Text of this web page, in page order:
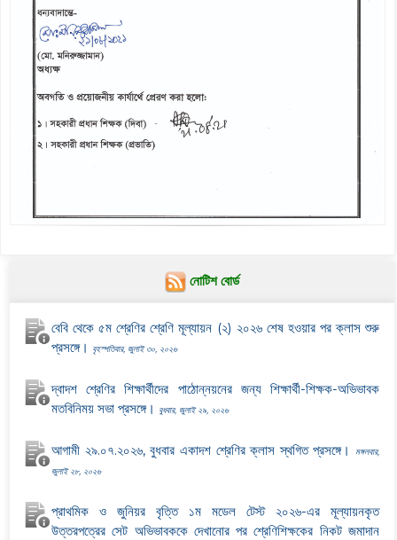
নোটিশ বোর্ড
বেবি থেকে ৫ম শ্রেণির শ্রেণি মূল্যায়ন (২) ২০২৬ শেষ হওয়ার পর ক্লাস শুরু
প্রসঙ্গে।
বৃহস্পতিবার, জুলাই ৩০, ২০২৬
দ্বাদশ শ্রেণির শিক্ষার্থীদের পাঠোন্নয়নের জন্য শিক্ষার্থী-শিক্ষক-অভিভাবক
মতবিনিময় সভা প্রসঙ্গে।
বুধবার, জুলাই ২৯, ২০২৬
আগামী ২৯.০৭.২০২৬, বুধবার একাদশ শ্রেণির ক্লাস স্থগিত প্রসঙ্গে।
মঙ্গলবার,
জুলাই ২৮, ২০২৬
প্রাথমিক ও জুনিয়র বৃত্তি ১ম মডেল টেস্ট ২০২৬-এর মূল্যায়নকৃত
উত্তরপত্রের সেট অভিভাবককে দেখানোর পর শ্রেণিশিক্ষকের নিকট জমাদান